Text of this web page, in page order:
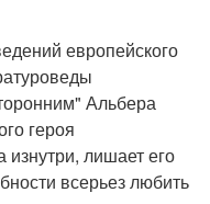
европейского
Альбера
героя
лишает его
всерьез любить